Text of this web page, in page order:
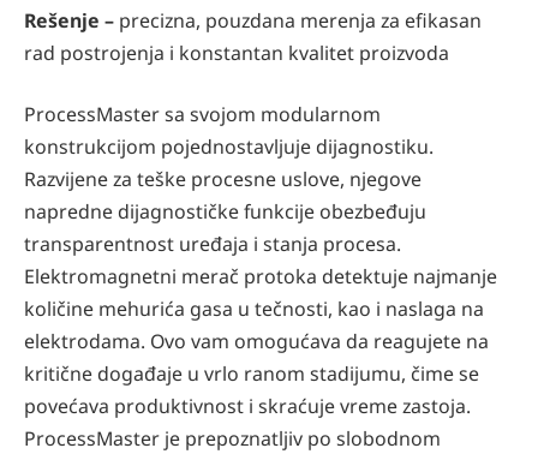
Rešenje – precizna, pouzdana merenja za efikasan
rad postrojenja i konstantan kvalitet proizvoda
ProcessMaster sa svojom modularnom
konstrukcijom pojednostavljuje dijagnostiku.
Razvijene za teške procesne uslove, njegove
napredne dijagnostičke funkcije obezbeđuju
transparentnost uređaja i stanja procesa.
Elektromagnetni merač protoka detektuje najmanje
količine mehurića gasa u tečnosti, kao i naslaga na
elektrodama. Ovo vam omogućava da reagujete na
kritične događaje u vrlo ranom stadijumu, čime se
povećava produktivnost i skraćuje vreme zastoja.
ProcessMaster je prepoznatljiv po slobodnom